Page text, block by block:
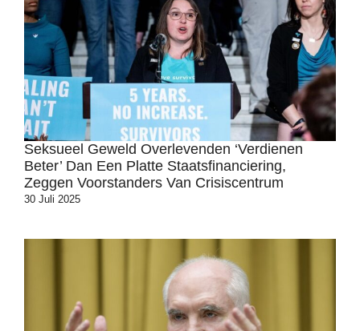
Seksueel Geweld Overlevenden ‘verdienen
Beter’ Dan Een Platte Staatsfinanciering,
Zeggen Voorstanders Van Crisiscentrum
30 Juli 2025